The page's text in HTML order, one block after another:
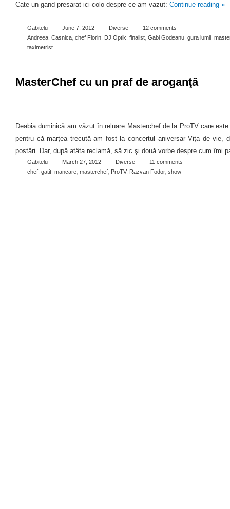
Cate un gand presarat ici-colo despre ce-am vazut: Continue reading »
Gabitelu June 7, 2012 Diverse
12 comments
Andreea Casnica chef Florin DJ Optik finalist Gabi Godeanu gura lumii
taximetrist
MasterChef cu un praf de aroganţă
Deabia duminică am văzut în reluare Masterchef de la ProTV care
pentru că marţea trecută am fost la concertul aniversar Viţa de vie,
postări. Dar, după atâta reclamă, să zic şi două vorbe despre cum îmi
Gabitelu March 27, 2012 Diverse
11 comments
chef gatit mancare masterchef ProTV, Razvan Fodor, show